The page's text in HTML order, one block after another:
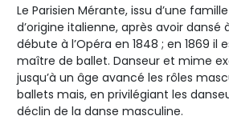
Le Parisien Mérante, issu d’une
d’origine italienne, après avoir dansé
débute à l’Opéra en 1848 ; en 1869
maître de ballet. Danseur et mime
jusqu’à un âge avancé les rôles
ballets mais, en privilégiant les
déclin de la danse masculine.